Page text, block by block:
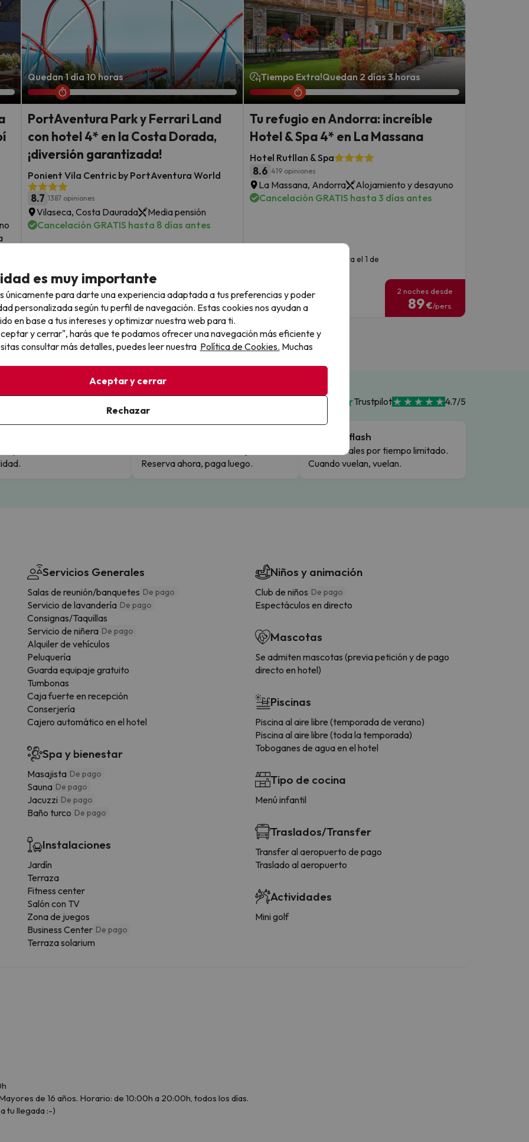
Quedan 1 día 10 horas
PortAventura Park y Ferrari Land
con hotel 4* en la Costa Dorada,
¡diversión garantizada!
Ponient Vila Centric by PortAventura World
8.7 1387 opiniones
Vilaseca, Costa Daurada
Media pensión
Cancelación GRATIS hasta 8 días antes
Fechas para viajar: hasta el 7 de
enero de 2027.
2 noches desde
135€/pers.
¡Tiempo Extra!Quedan 2 días 3 horas
Tu refugio en Andorra: increíble
Hotel & Spa 4* en La Massana
Hotel Rutllan & Spa
8.6 419 opiniones
La Massana, Andorra
Alojamiento y desayuno
Cancelación GRATIS hasta 3 días antes
Fechas disponibles: hasta el 1 de
2 noches desde
89€/pers.
Ver todos los chollos
Trustpilot 4.7/5
Reserva ahora, paga luego.
Ofertas flash
Precios reales por tiempo limitado.
Cuando vuelan, vuelan.
Servicios Generales
Salas de reunión/banquetes De pago
Servicio de lavandería De pago
Consignas/Taquillas
Servicio de niñera De pago
Alquiler de vehículos
Peluquería
Guarda equipaje gratuito
Tumbonas
Caja fuerte en recepción
Conserjería
Cajero automático en el hotel
Spa y bienestar
Masajista De pago
Sauna De pago
Jacuzzi De pago
Baño turco De pago
Instalaciones
Jardín
Terraza
Fitness center
Salón con TV
Zona de juegos
Business Center De pago
Terraza solarium
Niños y animación
Club de niños De pago
Espectáculos en directo
Mascotas
Se admiten mascotas (previa petición y de pago
directo en hotel)
Piscinas
Piscina al aire libre (temporada de verano)
Piscina al aire libre (toda la temporada)
Toboganes de agua en el hotel
Tipo de cocina
Menú infantil
Traslados/Transfer
Transfer al aeropuerto de pago
Traslado al aeropuerto
Actividades
Mini golf
de 16 años. Horario: de 10:00h a 20:00h, todos los días.
tu llegada :-)
es muy importante
únicamente para darte una experiencia adaptada a tus preferencias y poder
personalizada según tu perfil de navegación. Estas cookies nos ayudan a
en base a tus intereses y optimizar nuestra web para ti.
y cerrar", harás que te podamos ofrecer una navegación más eficiente y
consultar más detalles, puedes leer nuestra Política de Cookies. Muchas
Aceptar y cerrar
Rechazar